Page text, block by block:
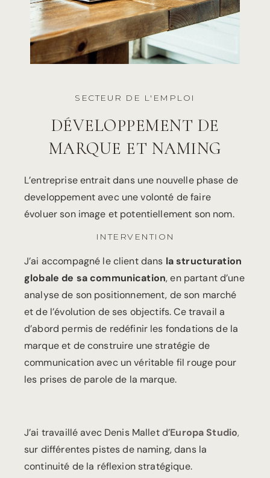
SECTEUR DE L'EMPLOI
DÉVELOPPEMENT DE
MARQUE ET NAMING
L’entreprise entrait dans une nouvelle phase de
developpement avec une volonté de faire
évoluer son image et potentiellement son nom.
INTERVENTION
J’ai accompagné le client dans la structuration
globale de sa communication, en partant d’une
analyse de son positionnement, de son marché
et de l’évolution de ses objectifs. Ce travail a
d’abord permis de redéfinir les fondations de la
marque et de construire une stratégie de
communication avec un véritable fil rouge pour
les prises de parole de la marque.
J’ai travaillé avec Denis Mallet d’Europa Studio,
sur différentes pistes de naming, dans la
continuité de la réflexion stratégique.